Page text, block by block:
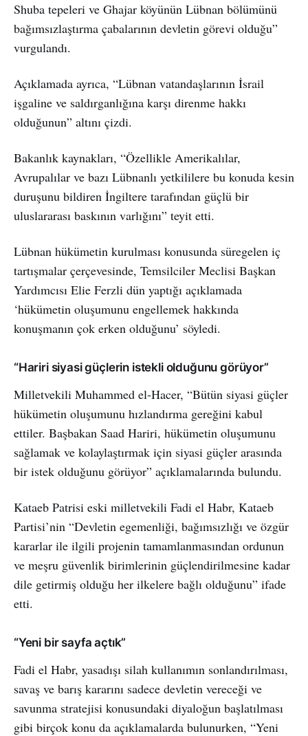
Shuba tepeleri ve Ghajar köyünün Lübnan bölümünü
bağımsızlaştırma çabalarının devletin görevi olduğu”
vurgulandı.
Açıklamada ayrıca, “Lübnan vatandaşlarının İsrail
işgaline ve saldırganlığına karşı direnme hakkı
olduğunun” altını çizdi.
Bakanlık kaynakları, “Özellikle Amerikalılar,
Avrupalılar ve bazı Lübnanlı yetkililere bu konuda kesin
duruşunu bildiren İngiltere tarafından güçlü bir
uluslararası baskının varlığını” teyit etti.
Lübnan hükümetin kurulması konusunda süregelen iç
tartışmalar çerçevesinde, Temsilciler Meclisi Başkan
Yardımcısı Elie Ferzli dün yaptığı açıklamada
‘hükümetin oluşumunu engellemek hakkında
konuşmanın çok erken olduğunu’ söyledi.
“Hariri siyasi güçlerin istekli olduğunu görüyor”
Milletvekili Muhammed el-Hacer, “Bütün siyasi güçler
hükümetin oluşumunu hızlandırma gereğini kabul
ettiler. Başbakan Saad Hariri, hükümetin oluşumunu
sağlamak ve kolaylaştırmak için siyasi güçler arasında
bir istek olduğunu görüyor” açıklamalarında bulundu.
Kataeb Patrisi eski milletvekili Fadi el Habr, Kataeb
Partisi’nin “Devletin egemenliği, bağımsızlığı ve özgür
kararlar ile ilgili projenin tamamlanmasından ordunun
ve meşru güvenlik birimlerinin güçlendirilmesine kadar
dile getirmiş olduğu her ilkelere bağlı olduğunu” ifade
etti.
“Yeni bir sayfa açtık”
Fadi el Habr, yasadışı silah kullanımın sonlandırılması,
savaş ve barış kararını sadece devletin vereceği ve
savunma stratejisi konusundaki diyaloğun başlatılması
gibi birçok konu da açıklamalarda bulunurken, “Yeni